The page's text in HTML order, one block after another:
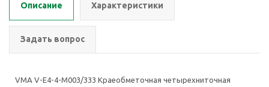
Описание Характеристики
Задать вопрос
VMA V-Е4-4-М003/333 Краеобметочная четырехниточная